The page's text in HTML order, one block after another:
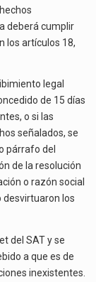
deberá cumplir
los artículos 18,
legal
de 15 días
o si las
señalados, se
párrafo del
de la resolución
o razón social
desvirtuaron los
del SAT y se
a que es de
inexistentes.